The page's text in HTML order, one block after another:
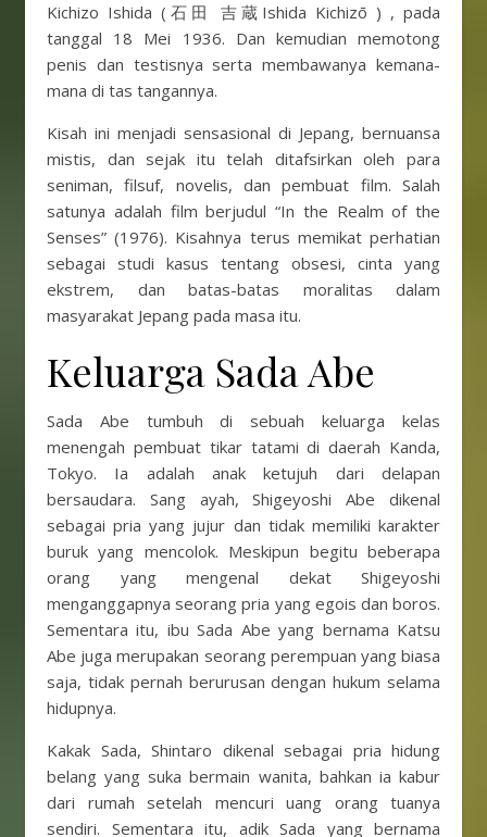
Kichizo Ishida (石田 吉蔵Ishida Kichizō ) , pada
tanggal 18 Mei 1936. Dan kemudian memotong
penis dan testisnya serta membawanya kemana-
mana di tas tangannya.
Kisah ini menjadi sensasional di Jepang, bernuansa
mistis, dan sejak itu telah ditafsirkan oleh para
seniman, filsuf, novelis, dan pembuat film. Salah
satunya adalah film berjudul “In the Realm of the
Senses” (1976). Kisahnya terus memikat perhatian
sebagai studi kasus tentang obsesi, cinta yang
ekstrem, dan batas-batas moralitas dalam
masyarakat Jepang pada masa itu.
Keluarga Sada Abe
Sada Abe tumbuh di sebuah keluarga kelas
menengah pembuat tikar tatami di daerah Kanda,
Tokyo. Ia adalah anak ketujuh dari delapan
bersaudara. Sang ayah, Shigeyoshi Abe dikenal
sebagai pria yang jujur dan tidak memiliki karakter
buruk yang mencolok. Meskipun begitu beberapa
orang yang mengenal dekat Shigeyoshi
menganggapnya seorang pria yang egois dan boros.
Sementara itu, ibu Sada Abe yang bernama Katsu
Abe juga merupakan seorang perempuan yang biasa
saja, tidak pernah berurusan dengan hukum selama
hidupnya.
Kakak Sada, Shintaro dikenal sebagai pria hidung
belang yang suka bermain wanita, bahkan ia kabur
dari rumah setelah mencuri uang orang tuanya
sendiri. Sementara itu, adik Sada yang bernama